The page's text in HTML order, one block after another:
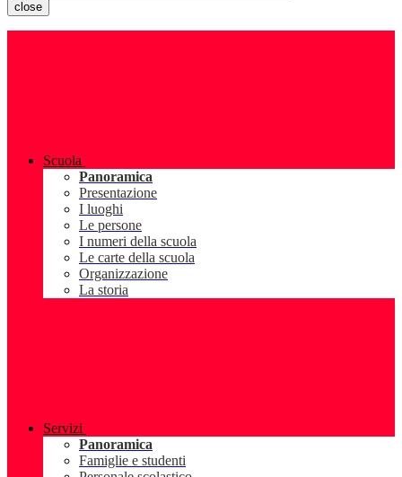
close
Scuola
Panoramica
Presentazione
I luoghi
Le persone
I numeri della scuola
Le carte della scuola
Organizzazione
La storia
Servizi
Panoramica
Famiglie e studenti